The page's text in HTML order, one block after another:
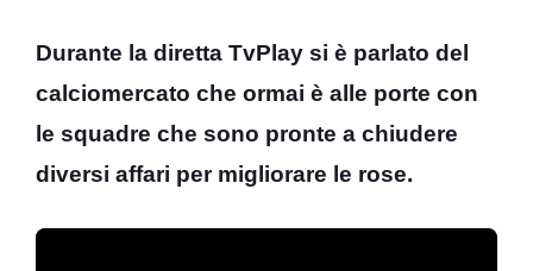
Durante la diretta TvPlay si è parlato del
calciomercato che ormai è alle porte con
le squadre che sono pronte a chiudere
diversi affari per migliorare le rose.